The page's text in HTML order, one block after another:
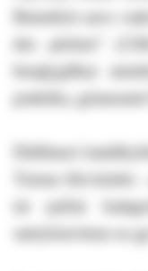
Benedicti savo
des péchez“
besąlygiškai
praktika,
Didžiausi
Tomas Akvinietis
tai pačiai
santykiavimas su